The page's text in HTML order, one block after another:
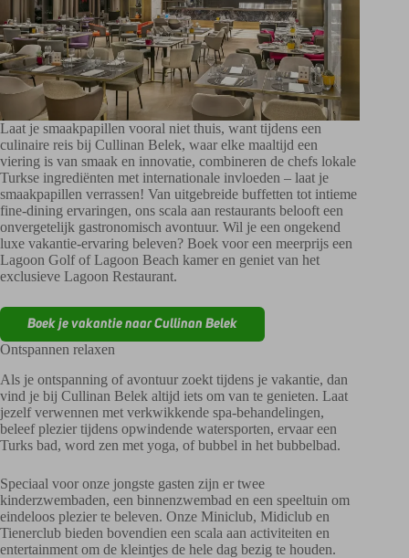
Laat je smaakpapillen vooral niet thuis, want tijdens een
culinaire reis bij Cullinan Belek, waar elke maaltijd een
viering is van smaak en innovatie, combineren de chefs lokale
Turkse ingrediënten met internationale invloeden – laat je
smaakpapillen verrassen! Van uitgebreide buffetten tot intieme
fine-dining ervaringen, ons scala aan restaurants belooft een
onvergetelijk gastronomisch avontuur. Wil je een ongekend
luxe vakantie-ervaring beleven? Boek voor een meerprijs een
Lagoon Golf of Lagoon Beach kamer en geniet van het
exclusieve Lagoon Restaurant.
Boek je vakantie naar Cullinan Belek
Ontspannen relaxen
Als je ontspanning of avontuur zoekt tijdens je vakantie, dan
vind je bij Cullinan Belek altijd iets om van te genieten. Laat
jezelf verwennen met verkwikkende spa-behandelingen,
beleef plezier tijdens opwindende watersporten, ervaar een
Turks bad, word zen met yoga, of bubbel in het bubbelbad.
Speciaal voor onze jongste gasten zijn er twee
kinderzwembaden, een binnenzwembad en een speeltuin om
eindeloos plezier te beleven. Onze Miniclub, Midiclub en
Tienerclub bieden bovendien een scala aan activiteiten en
entertainment om de kleintjes de hele dag bezig te houden.